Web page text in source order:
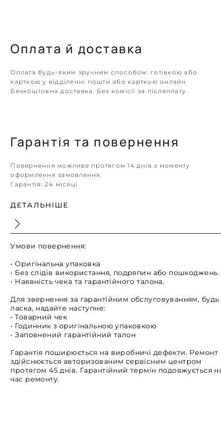
Оплата й доставка
Оплата будь-яким зручним способом: готівкою або
карткою у відділенні пошти або карткою онлайн
Безкоштовна доставка. Без комісії за післяплату.
Гарантія та повернення
Повернення можливе протягом 14 днів з моменту
оформлення замовлення.
Гарантія: 24 місяці
ДЕТАЛЬНІШЕ
Умови повернення:
• Оригінальна упаковка
• Без слідів використання, подряпин або пошкоджень.
• Наявність чека та гарантійного талона.
Для звернення за гарантійним обслуговуванням, будь
ласка, надайте наступне:
• Товарний чек
• Годинник з оригінальною упаковкою
• Заповнений гарантійний талон
Гарантія поширюється на виробничі дефекти. Ремонт
здійснюється авторизованим сервісним центром
протягом 45 днів. Гарантійний термін подовжується
час ремонту.